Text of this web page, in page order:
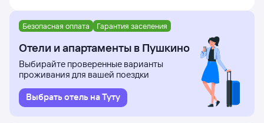
Безопасная оплата Гарантия заселения
Отели и апартаменты в Пушкино
Выбирайте проверенные варианты
проживания для вашей поездки
Выбрать отель на Туту